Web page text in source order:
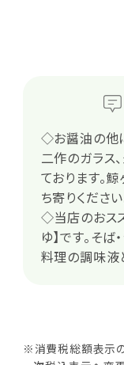
◇お醤油の他
二作のガラス
ております。
ち寄りください
◇当店のおス
ゆ】です。そ
料理の調味液
※消費税総額表示